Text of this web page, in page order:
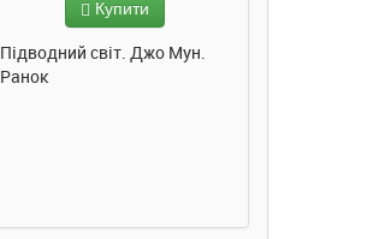
Купити
Підводний світ. Джо Мун.
Ранок